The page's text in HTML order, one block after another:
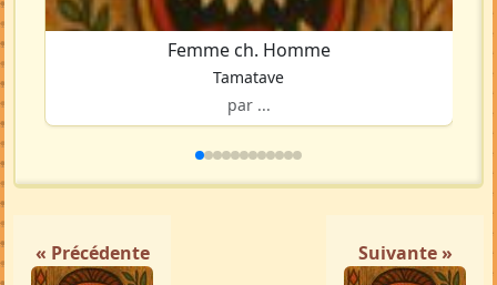
Femme ch. Homme
Tamatave
par ...
« Précédente Suivante »